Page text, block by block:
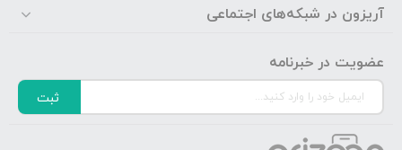
آریزون در شبکه‌های اجتماعی
عضویت در خبرنامه
ثبت